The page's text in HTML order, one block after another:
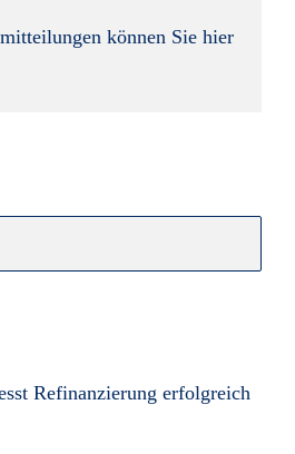
können Sie hier
Refinanzierung erfolgreich